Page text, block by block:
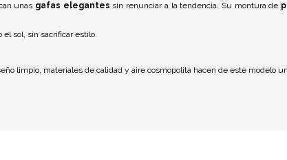
unas gafas elegantes sin renunciar a la tendencia. Su montura de
sol, sin sacrificar estilo.
limpio, materiales de calidad y aire cosmopolita hacen de este modelo